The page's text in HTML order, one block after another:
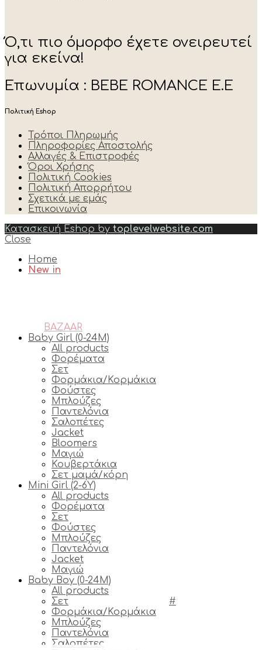
Ό,τι πιο όμορφο έχετε ονειρευτεί
για εκείνα!
Επωνυμία : BEBE ROMANCE E.E
Πολιτική Eshop
Τρόποι Πληρωμής
Πληροφορίες Αποστολής
Αλλαγές & Επιστροφές
Όροι Χρήσης
Πολιτική Cookies
Πολιτική Απορρήτου
Σχετικά με εμάς
Επικοινωνία
Κατασκευή Eshop by toplevelwebsite.com
Close
Home
New in
BAZAAR
Baby Girl (0-24M)
All products
Φορέματα
Σετ
Φορμάκια/Κορμάκια
Φούστες
Μπλούζες
Παντελόνια
Σαλοπέτες
Jacket
Bloomers
Μαγιώ
Κουβερτάκια
Σετ μαμά/κόρη
Mini Girl (2-6Y)
All products
Φορέματα
Σετ
Φούστες
Μπλούζες
Παντελόνια
Jacket
Μαγιώ
Baby Boy (0-24M)
All products
Σετ
Φορμάκια/Κορμάκια
Μπλούζες
Παντελόνια
Σαλοπέτες
#